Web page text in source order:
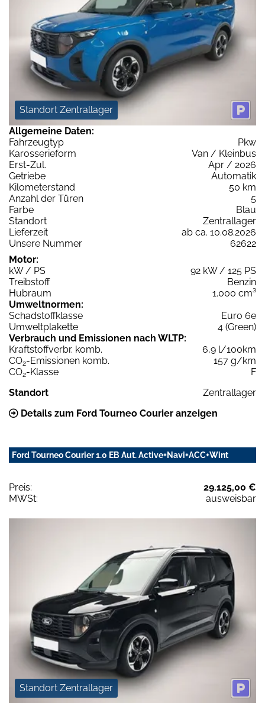
Standort Zentrallager
Allgemeine Daten:
Fahrzeugtyp
Pkw
Karosserieform
Van / Kleinbus
Erst-Zul.
Apr / 2026
Getriebe
Automatik
Kilometerstand
50 km
Anzahl der Türen
5
Farbe
Blau
Standort
Zentrallager
Lieferzeit
ab ca. 10.08.2026
Unsere Nummer
62622
Motor:
kW / PS
92 kW / 125 PS
Treibstoff
Benzin
Hubraum
1.000 cm³
Umweltnormen:
Schadstoffklasse
Euro 6e
Umweltplakette
4 (Green)
Verbrauch und Emissionen nach WLTP:
Kraftstoffverbr. komb.
6,9 l/100km
CO2-Emissionen komb.
157 g/km
CO2-Klasse
F
Standort
Zentrallager
Details zum Ford Tourneo Courier anzeigen
Ford Tourneo Courier 1.0 EB Aut. Active+Navi+ACC+Wint
Preis:
29.125,00 €
MWSt:
ausweisbar
Standort Zentrallager